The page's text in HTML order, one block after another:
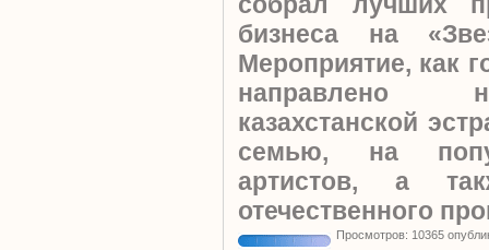
бизнеса на
Мероприятие, как
направлено
казахстанской
семью, на
артистов, а
отечественного
Просмотров: 10365